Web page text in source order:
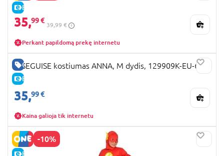
E-KAINA
35,99 €
39,99 €
Perkant papildomą prekę internetu
GERA KAINA
E-KAINA
DISEGUISE kostiumas ANNA, M dydis, 129909K-EU-6
35,99 €
Kaina galioja tik internetu
-10%
E-KAINA